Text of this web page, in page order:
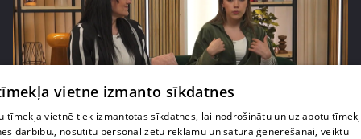
pirms 2 mēnešiem, 3 nedēļām
vietne izmanto sīkdatnes
tīmekļa vietnē tiek izmantotas sīkdatnes, lai nodrošinātu un uzlabotu
darbību., nosūtītu personalizētu reklāmu un satura ģenerēšanai, veiktu